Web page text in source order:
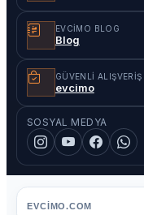
EVCIMO BLOG
Blog
GÜVENLI ALIŞVERIŞ
evcimo
SOSYAL MEDYA
EVCIMO.COM